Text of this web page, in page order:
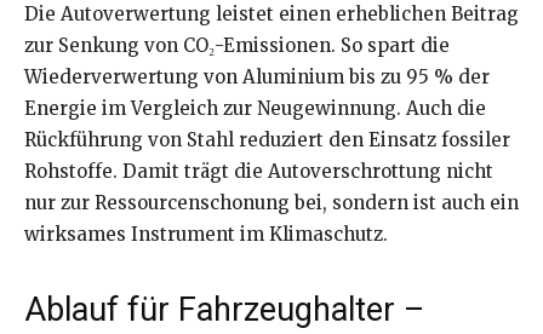
Die Autoverwertung leistet einen erheblichen Beitrag
zur Senkung von CO₂-Emissionen. So spart die
Wiederverwertung von Aluminium bis zu 95 % der
Energie im Vergleich zur Neugewinnung. Auch die
Rückführung von Stahl reduziert den Einsatz fossiler
Rohstoffe. Damit trägt die Autoverschrottung nicht
nur zur Ressourcenschonung bei, sondern ist auch ein
wirksames Instrument im Klimaschutz.
Ablauf für Fahrzeughalter –